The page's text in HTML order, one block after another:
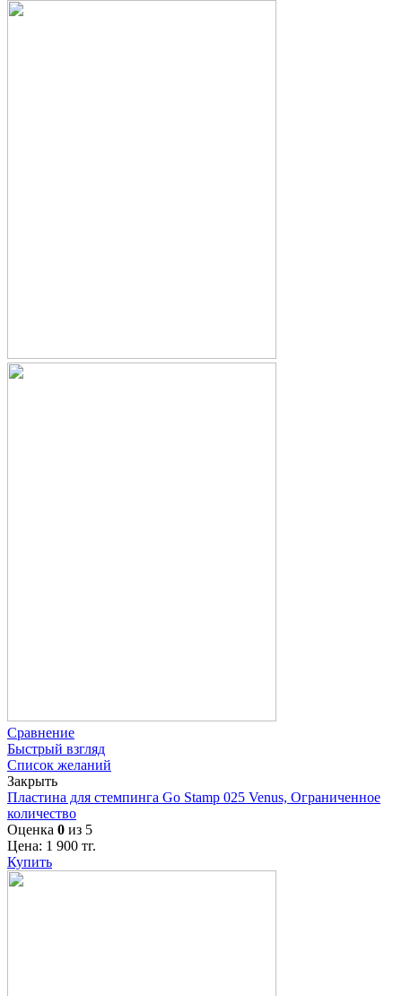
Сравнение
Быстрый взгляд
Список желаний
Закрыть
Пластина для стемпинга Go Stamp 025 Venus, Ограниченное
количество
Оценка 0 из 5
Цена: 1 900 тг.
Купить